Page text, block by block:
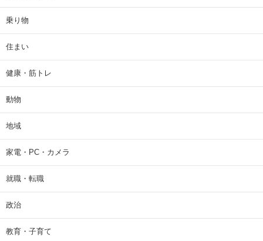
乗り物
住まい
健康・筋トレ
動物
地域
家電・PC・カメラ
就職・転職
政治
教育・子育て